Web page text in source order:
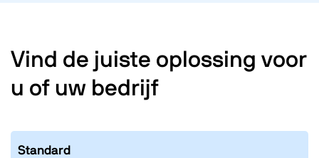
Vind de juiste oplossing voor
u of uw bedrijf
Standard